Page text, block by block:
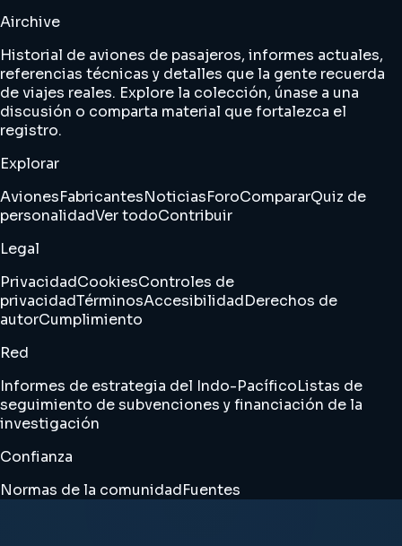
Airchive
Historial de aviones de pasajeros, informes actuales,
referencias técnicas y detalles que la gente recuerda
de viajes reales. Explore la colección, únase a una
discusión o comparta material que fortalezca el
registro.
Explorar
AvionesFabricantesNoticiasForoCompararQuiz de
personalidadVer todoContribuir
Legal
PrivacidadCookiesControles de
privacidadTérminosAccesibilidadDerechos de
autorCumplimiento
Red
Informes de estrategia del Indo-PacíficoListas de
seguimiento de subvenciones y financiación de la
investigación
Confianza
Normas de la comunidadFuentes